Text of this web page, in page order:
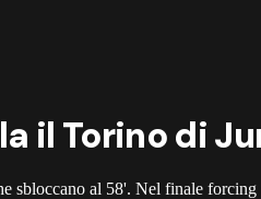
il Torino di
al 58'. Nel finale